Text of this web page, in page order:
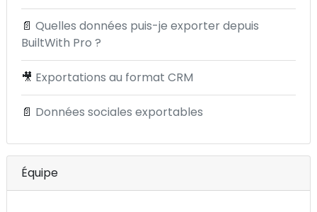
📄 Quelles données puis-je exporter depuis
BuiltWith Pro ?
🎥 Exportations au format CRM
📄 Données sociales exportables
Équipe